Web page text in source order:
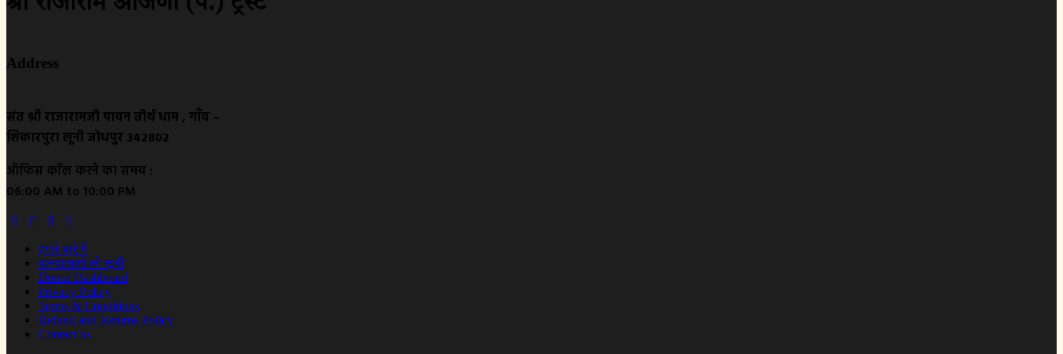
Address
संत श्री राजारामजी पावन तीर्थ धाम , गाँव –
शिकारपुरा लूनी जोधपुर 342802
ऑफिस कॉल करने का समय :
06:00 AM to 10:00 PM
हमारे बारे में
दानदाताओं की सूची
Donor Dashboard
Privacy Policy
Terms & Conditions
Refund and Returns Policy
Contact us